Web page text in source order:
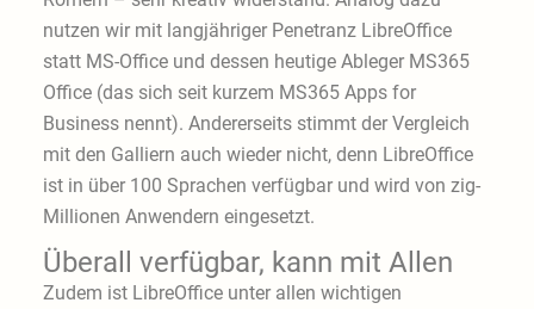
nutzen wir mit langjähriger Penetranz LibreOffice
statt MS-Office und dessen heutige Ableger MS365
Office (das sich seit kurzem MS365 Apps for
Business nennt). Andererseits stimmt der Vergleich
mit den Galliern auch wieder nicht, denn LibreOffice
ist in über 100 Sprachen verfügbar und wird von zig-
Millionen Anwendern eingesetzt.
Überall verfügbar, kann mit Allen
Zudem ist LibreOffice unter allen wichtigen